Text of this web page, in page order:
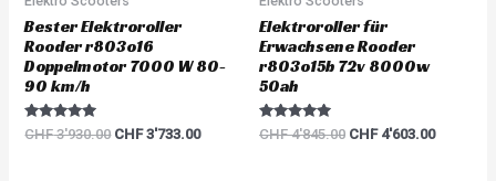
Bester Elektroroller
Rooder r803o16
Doppelmotor 7000 W 80-
90 km/h
Rated
5.00
CHF3'930.00 CHF3'733.00
Elektroroller für
Erwachsene Rooder
r803o15b 72v 8000w
50ah
Rated
5.00
CHF4'845.00 CHF4'603.00